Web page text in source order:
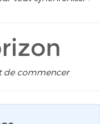
de commencer